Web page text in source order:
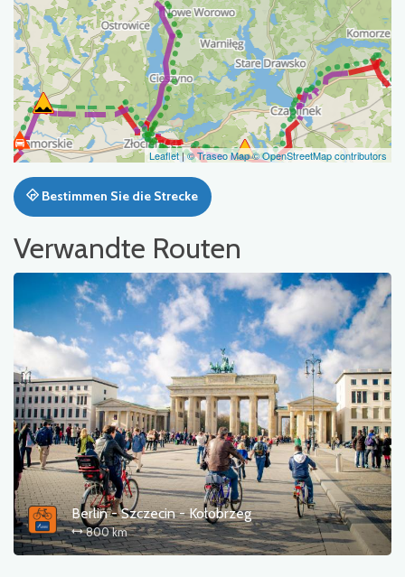
Leaflet|© Traseo Map© OpenStreetMap contributors
Bestimmen Sie die Strecke
Verwandte Routen
Berlin - Szczecin - Kołobrzeg
800 km